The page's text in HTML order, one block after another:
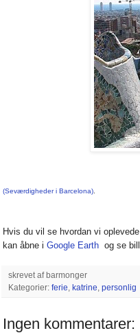
(Seværdigheder i Barcelona)
Hvis du vil se hvordan vi
kan åbne i Google Earth og se
skrevet afbarmonger
Kategorier: ferie katrine personlig
Ingen kommentarer: